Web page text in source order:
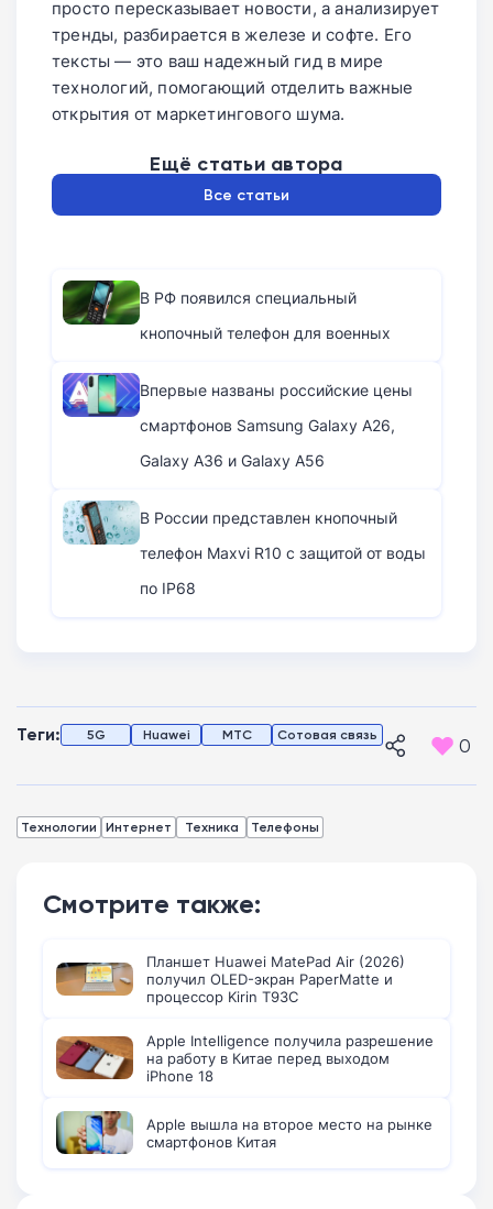
просто пересказывает новости, а анализирует
тренды, разбирается в железе и софте. Его
тексты — это ваш надежный гид в мире
технологий, помогающий отделить важные
открытия от маркетингового шума.
Ещё статьи автора
Все статьи
В РФ появился специальный
кнопочный телефон для военных
Впервые названы российские цены
смартфонов Samsung Galaxy A26,
Galaxy A36 и Galaxy A56
В России представлен кнопочный
телефон Maxvi R10 с защитой от воды
по IP68
Теги: 5G Huawei МТС Сотовая связь 0
Технологии Интернет Техника Телефоны
Смотрите также:
Планшет Huawei MatePad Air (2026)
получил OLED-экран PaperMatte и
процессор Kirin T93C
Apple Intelligence получила разрешение
на работу в Китае перед выходом
iPhone 18
Apple вышла на второе место на рынке
смартфонов Китая